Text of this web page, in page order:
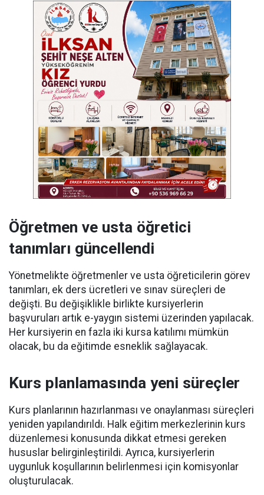
Öğretmen ve usta öğretici
tanımları güncellendi
Yönetmelikte öğretmenler ve usta öğreticilerin görev
tanımları, ek ders ücretleri ve sınav süreçleri de
değişti. Bu değişiklikle birlikte kursiyerlerin
başvuruları artık e-yaygın sistemi üzerinden yapılacak.
Her kursiyerin en fazla iki kursa katılımı mümkün
olacak, bu da eğitimde esneklik sağlayacak.
Kurs planlamasında yeni süreçler
Kurs planlarının hazırlanması ve onaylanması süreçleri
yeniden yapılandırıldı. Halk eğitim merkezlerinin kurs
düzenlemesi konusunda dikkat etmesi gereken
hususlar belirginleştirildi. Ayrıca, kursiyerlerin
uygunluk koşullarının belirlenmesi için komisyonlar
oluşturulacak.